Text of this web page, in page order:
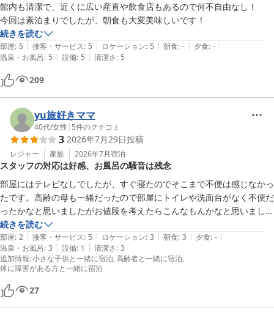
館内も清潔で、近くに広い産直や飲食店もあるので何不自由なし！
今回は素泊まりでしたが、朝食も大変美味しいです！
続きを読む
部屋: 5 | 接客・サービス: 5 | ロケーション: 5 | 朝食: - | 夕食: - |
温泉・お風呂: 5 | 設備: 5 | 清潔さ: 5
209
yu旅好きママ
40代/女性 | 5件のクチコミ
3 2026年7月29日投稿
レジャー 家族 2026年7月宿泊
スタッフの対応は好感、お風呂の騒音は残念
部屋にはテレビなしでしたが、すぐ寝たのでそこまで不便は感じなかっ
たです。高齢の母も一緒だったので部屋にトイレや洗面台がなく不便だ
ったかなと思いましたがお値段を考えたらこんなもんかなと思いまし
た。学生さんも多くいましたが、お風呂に入浴中に男の子たちが大騒ぎ
していて高校生の娘は不快そうでした。もう少し落ち着いていたり、ガ
ラス窓を叩いたりしないでもらえたら良かったのになと、ホテルは何も
悪くないのにと思います。スタッフの皆さんは足の悪い母に声をかけて
続きを読む
部屋: 2 | 接客・サービス: 5 | ロケーション: 3 | 朝食: 3 | 夕食: - |
温泉・お風呂: 3 | 設備: 1 | 清潔さ: 3
追加情報:小さな子供と一緒に宿泊 高齢者と一緒に宿泊
体に障害がある方と一緒に宿泊
27